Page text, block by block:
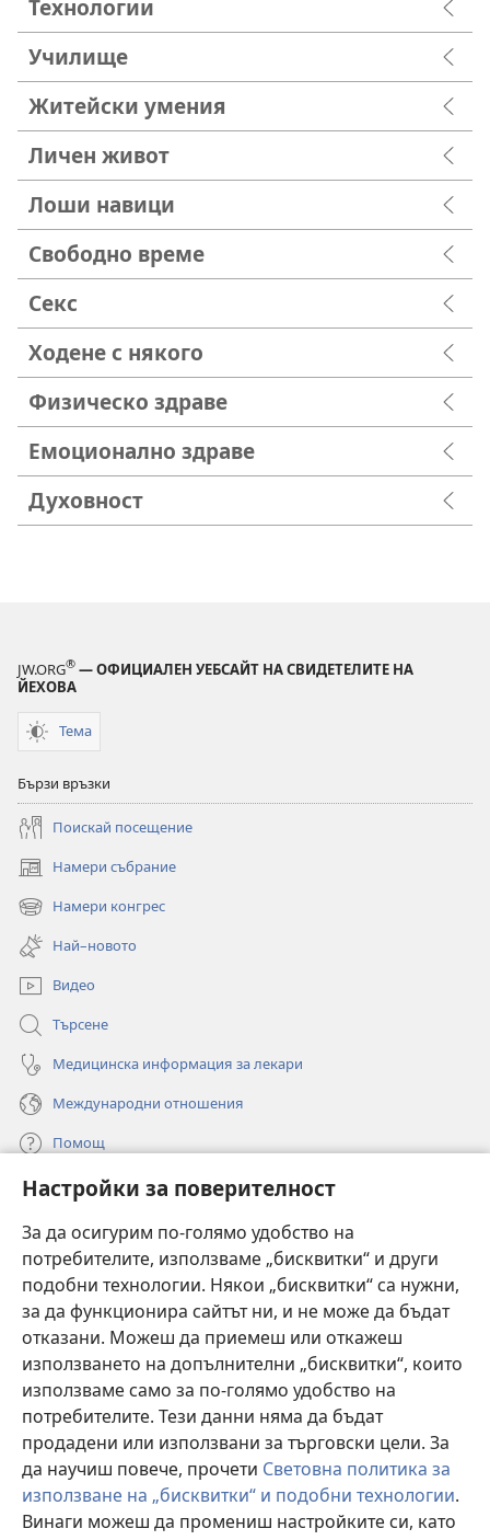
Настройки за поверителност
За да осигурим по-голямо удобство на
потребителите, използваме „бисквитки“ и други
подобни технологии. Някои „бисквитки“ са нужни,
за да функционира сайтът ни, и не може да бъдат
отказани. Можеш да приемеш или откажеш
използването на допълнителни „бисквитки“, които
използваме само за по-голямо удобство на
потребителите. Тези данни няма да бъдат
продадени или използвани за търговски цели. За
да научиш повече, прочети Световна политика за
използване на „бисквитки“ и подобни технологии.
Винаги можеш да промениш настройките си, като
Технологии
Училище
Житейски умения
Личен живот
Лоши навици
Свободно време
Секс
Ходене с някого
Физическо здраве
Емоционално здраве
Духовност
JW.ORG® — ОФИЦИАЛЕН УЕБСАЙТ НА СВИДЕТЕЛИТЕ НА
ЙЕХОВА
Тема
Бързи връзки
Поискай посещение
Намери събрание
(отваря
нов
прозорец)
Намери конгрес
(отваря
нов
прозорец)
Най–новото
Видео
Търсене
Медицинска информация за лекари
Международни отношения
Помощ
Дарения
нов
прозорец)ОНЛАЙН БИБЛИОТЕКА „Стражева кула“
(отваря
нов
прозорец)
JW Hub
(отваря
нов
прозорец)JW Library
Watchtower Library ®
Copyright© 2026 Watch Tower Bible and Tract Society of Pennsylvania.